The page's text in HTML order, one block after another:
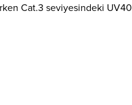
Cat.3 seviyesindeki